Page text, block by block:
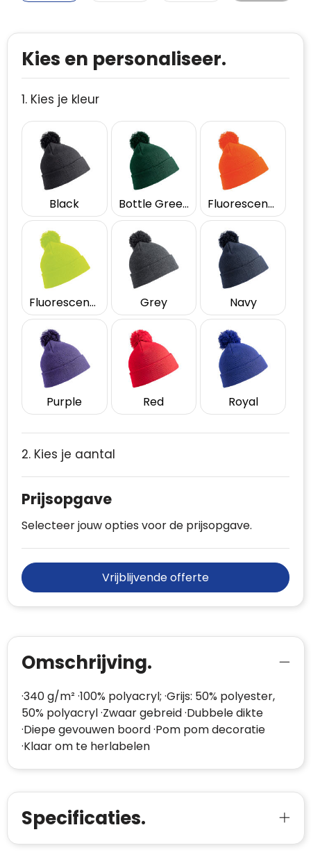
Kies en personaliseer.
1. Kies je kleur
Black Bottle Green Fluorescent Orange
Fluorescent Yellow Grey Navy
Purple Red Royal
2. Kies je aantal
Prijsopgave
Selecteer jouw opties voor de prijsopgave.
Vrijblijvende offerte
Omschrijving.
·340 g/m² ·100% polyacryl; ·Grijs: 50% polyester,
50% polyacryl ·Zwaar gebreid ·Dubbele dikte
·Diepe gevouwen boord ·Pom pom decoratie
·Klaar om te herlabelen
Specificaties.